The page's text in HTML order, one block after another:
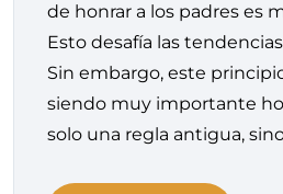
de honrar a los padres es
Esto desafía las
Sin embargo, este
siendo muy importante
solo una regla antigua,